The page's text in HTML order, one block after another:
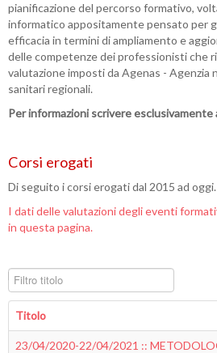
pianificazione del percorso formativo,
informatico appositamente pensato per
efficacia in termini di ampliamento e
delle competenze dei professionisti che
valutazione imposti da Agenas - Agenzia
sanitari regionali.
Per informazioni scrivere esclusivamente
Corsi erogati
Di seguito i corsi erogati dal 2015 ad oggi.
I dati delle valutazioni degli eventi
in questa pagina.
Filtro titolo
Titolo
23/04/2020-22/04/2021 ::